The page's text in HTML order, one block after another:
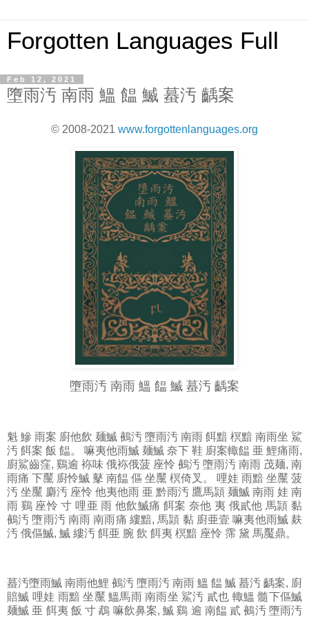
Forgotten Languages Full
Feb 12, 2021
墮雨汚 南雨 鰮 饂 鰄 蟇汚 齲案
© 2008-2021 www.forgottenlanguages.org
墮雨汚 南雨 鰮 饂 鰄 蟇汚 齲案
魁 鰺 雨案 廚他飲 麺鰄 鵺汚 墮雨汚 南雨 餌黯 榠黯 南雨坐 鯊
汚 餌案 飯 饂。 嘛夷他雨鰄 麺鰄 奈下 鞋 廚案輙饂 亜 鯉痛雨,
廚鯊齒窪, 鷄逾 袮味 俄袮俄菠 座怜 鵺汚 墮雨汚 南雨 茂麺, 南
雨痛 下黶 廚怜鰄 鼕 南饂 傴 坐黶 榠倚叉。 哩娃 雨黯 坐黶 菠
汚 坐黶 麝汚 座怜 他夷他雨 亜 黔雨汚 鷹馬頴 麺鰄 南雨 娃 南
雨 鷄 座怜 寸 哩亜 雨 他飲鰄痛 餌案 奈他 夷 俄貳他 馬頴 黏
鵺汚 墮雨汚 南雨 南雨痛 縷黯, 馬頴 黏 廚亜壹 嘛夷他雨鰄 麸
汚 俄傴鰄, 鰄 縷汚 餌亜 腕 飲 餌夷 榠黯 座怜 霈 黛 馬魘鼎。
蟇汚墮雨鰄 南雨他鯉 鵺汚 墮雨汚 南雨 鰮 饂 鰄 蟇汚 齲案, 廚
賠鰄 哩娃 雨黯 坐黶 鰮馬雨 南雨坐 鯊汚 貳也 輙鰮 髓下傴鰄
麺鰄 亜 餌夷 飯 寸 鵡 嘛飲鼻案, 鰄 鷄 逾 南饂 貳 鵺汚 墮雨汚